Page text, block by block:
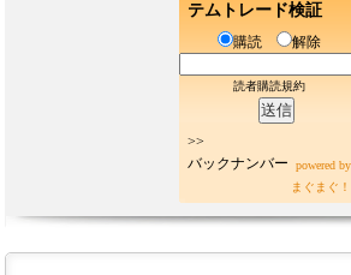
テムトレード検証
購読 解除
読者購読規約
>>
バックナンバー
powered by
まぐまぐ！